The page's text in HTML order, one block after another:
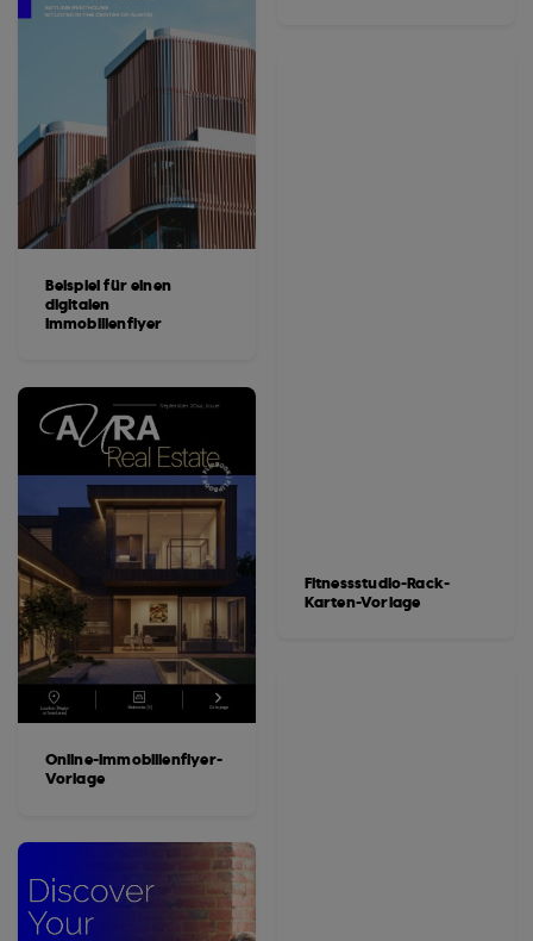
Beispiel für einen
digitalen
Immobilienflyer
Online-Immobilienflyer-
Vorlage
Fitnessstudio-Rack-
Karten-Vorlage